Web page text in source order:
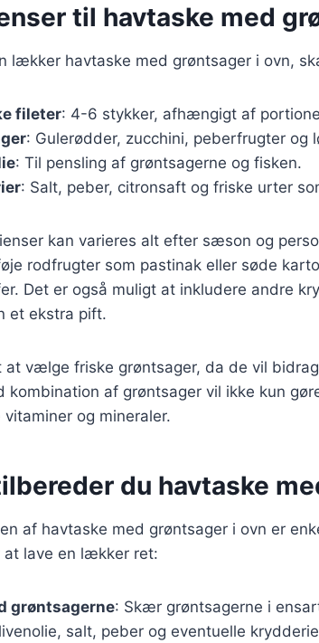
til havtaske med
lækker havtaske med grøntsager i ovn,
fileter: 4-6 stykker, afhængigt af
: Gulerødder, zucchini, peberfrugter og
: Til pensling af grøntsagerne og fisken.
: Salt, peber, citronsaft og friske urter
kan varieres alt efter sæson og
rodfrugter som pastinak eller søde
Det er også muligt at inkludere andre
et ekstra pift.
at vælge friske grøntsager, da de vil
kombination af grøntsager vil ikke kun
og mineraler.
du havtaske
af havtaske med grøntsager i ovn er
at lave en lækker ret:
grøntsagerne: Skær grøntsagerne i
salt, peber og eventuelle